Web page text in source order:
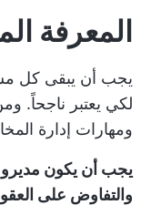
المعرفة
يجب أن يبقى كل
لكي يعتبر ناجحاً.
ومهارات إدارة
يجب أن يكون مديرو
والتفاوض على